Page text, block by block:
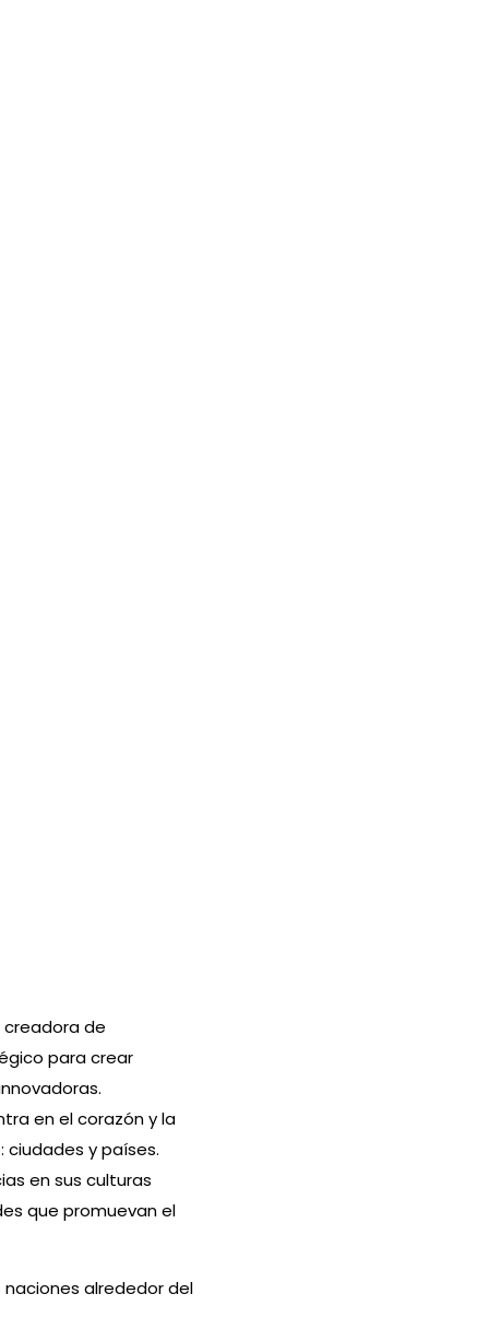
creadora de
para crear
en el corazón y la
y países.
en sus culturas
que promuevan el
alrededor del